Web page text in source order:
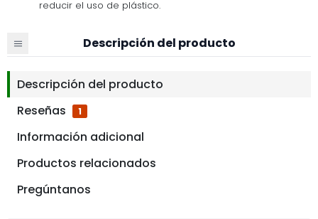
reducir el uso de plástico.
Descripción del producto
Descripción del producto
Reseñas
1
Información adicional
Productos relacionados
Pregúntanos